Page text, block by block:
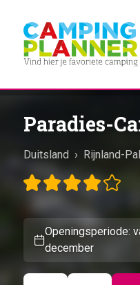
Paradies-
Duitsland › Rijnland-
Openingsperiode:
december